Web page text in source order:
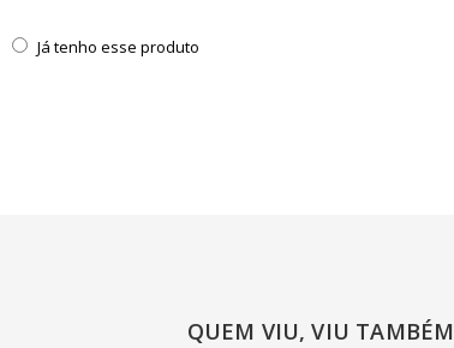
Já tenho esse produto
QUEM VIU, VIU TAMBÉM